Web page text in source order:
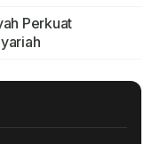
Perkuat